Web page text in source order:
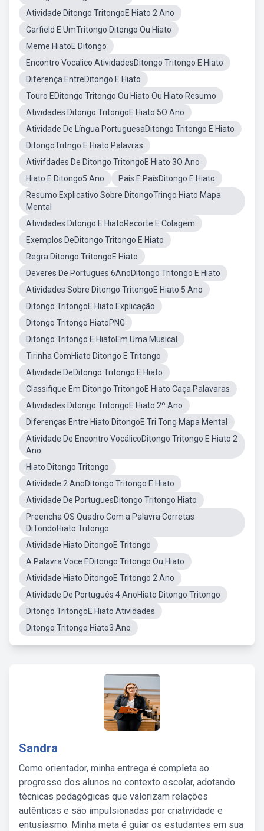
Atividade Ditongo TritongoE Hiato 2 Ano
Garfield E UmTritongo Ditongo Ou Hiato
Meme HiatoE Ditongo
Encontro Vocalico AtividadesDitongo Tritongo E Hiato
Diferença EntreDitongo E Hiato
Touro EDitongo Tritongo Ou Hiato Ou Hiato Resumo
Atividades Ditongo TritongoE Hiato 5O Ano
Atividade De Língua PortuguesaDitongo Tritongo E Hiato
DitongoTritngo E Hiato Palavras
Ativifdades De Ditongo TritongoE Hiato 3O Ano
Hiato E Ditongo5 Ano
Pais E PaísDitongo E Hiato
Resumo Explicativo Sobre DitongoTringo Hiato Mapa
Mental
Atividades Ditongo E HiatoRecorte E Colagem
Exemplos DeDitongo Tritongo E Hiato
Regra Ditongo TritongoE Hiato
Deveres De Portugues 6AnoDitongo Tritongo E Hiato
Atividades Sobre Ditongo TritongoE Hiato 5 Ano
Ditongo TritongoE Hiato Explicação
Ditongo Tritongo HiatoPNG
Ditongo Tritongo E HiatoEm Uma Musical
Tirinha ComHiato Ditongo E Tritongo
Atividade DeDitongo Tritongo E Hiato
Classifique Em Ditongo TritongoE Hiato Caça Palavaras
Atividades Ditongo TritongoE Hiato 2º Ano
Diferenças Entre Hiato DitongoE Tri Tong Mapa Mental
Atividade De Encontro VocálicoDitongo Tritongo E Hiato 2
Ano
Hiato Ditongo Tritongo
Atividade 2 AnoDitongo Tritongo E Hiato
Atividade De PortuguesDitongo Tritongo Hiato
Preencha OS Quadro Com a Palavra Corretas
DiTondoHiato Tritongo
Atividade Hiato DitongoE Tritongo
A Palavra Voce EDitongo Tritongo Ou Hiato
Atividade Hiato DitongoE Tritongo 2 Ano
Atividade De Português 4 AnoHiato Ditongo Tritongo
Ditongo TritongoE Hiato Atividades
Ditongo Tritongo Hiato3 Ano
Sandra
Como orientador, minha entrega é completa ao
progresso dos alunos no contexto escolar, adotando
técnicas pedagógicas que valorizam relações
autênticas e são impulsionadas por criatividade e
entusiasmo. Minha meta é guiar os estudantes em sua